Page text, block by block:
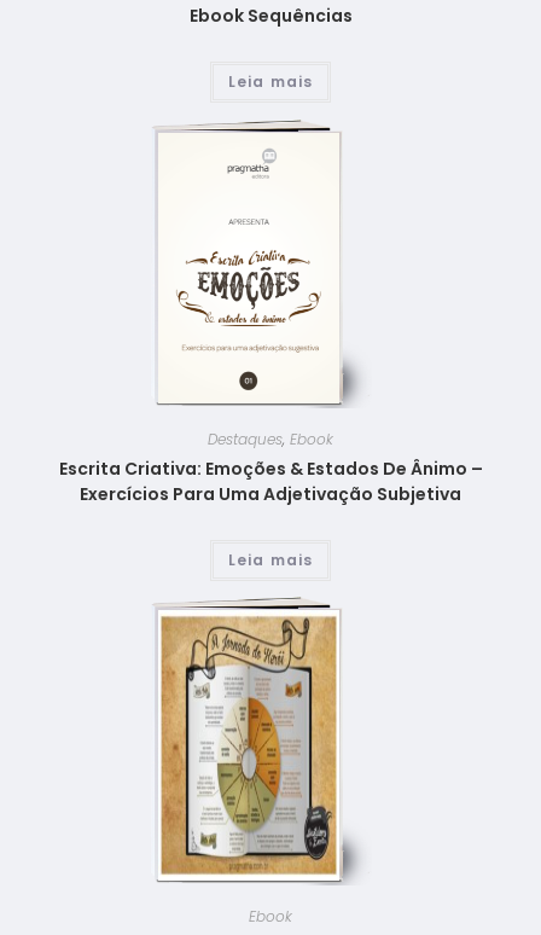
Ebook Sequências
Leia mais
Destaques, Ebook
Escrita Criativa: Emoções & Estados De Ânimo –
Exercícios Para Uma Adjetivação Subjetiva
Leia mais
Ebook